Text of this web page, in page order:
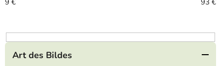
o
t
i
9 € 93 €
Art des Bildes